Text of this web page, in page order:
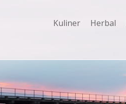
Kuliner Herbal